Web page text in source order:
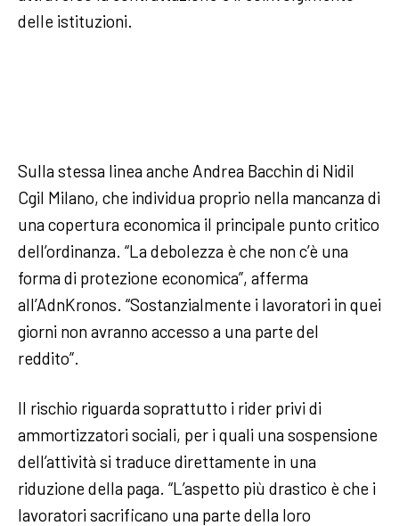
delle istituzioni.
Sulla stessa linea anche Andrea Bacchin di Nidil
Cgil Milano, che individua proprio nella mancanza di
una copertura economica il principale punto critico
dell’ordinanza. “La debolezza è che non c’è una
forma di protezione economica”, afferma
all’AdnKronos. “Sostanzialmente i lavoratori in quei
giorni non avranno accesso a una parte del
reddito”.
Il rischio riguarda soprattutto i rider privi di
ammortizzatori sociali, per i quali una sospensione
dell’attività si traduce direttamente in una
riduzione della paga. “L’aspetto più drastico è che i
lavoratori sacrificano una parte della loro